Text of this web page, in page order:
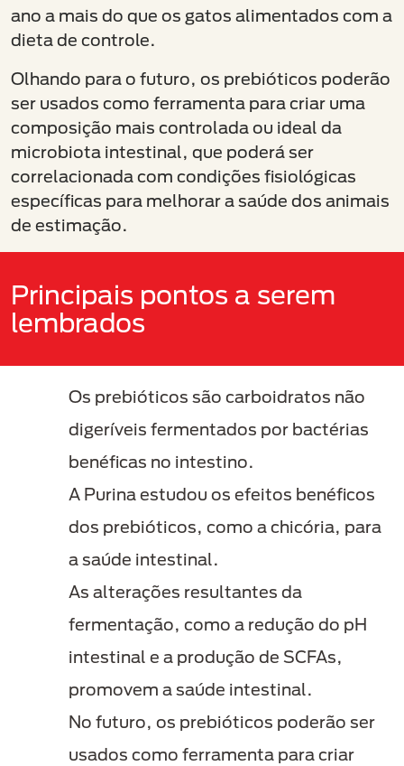
ano a mais do que os gatos alimentados com a
dieta de controle.
Olhando para o futuro, os prebióticos poderão
ser usados como ferramenta para criar uma
composição mais controlada ou ideal da
microbiota intestinal, que poderá ser
correlacionada com condições fisiológicas
específicas para melhorar a saúde dos animais
de estimação.
Principais pontos a serem
lembrados
Os prebióticos são carboidratos não
digeríveis fermentados por bactérias
benéficas no intestino.
A Purina estudou os efeitos benéficos
dos prebióticos, como a chicória, para
a saúde intestinal.
As alterações resultantes da
fermentação, como a redução do pH
intestinal e a produção de SCFAs,
promovem a saúde intestinal.
No futuro, os prebióticos poderão ser
usados como ferramenta para criar